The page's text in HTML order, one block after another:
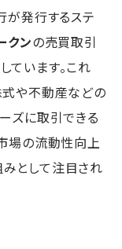
が発行するステ
クンの売買取引
ています。これ
式や不動産などの
ズに取引できる
場の流動性向上
として注目され